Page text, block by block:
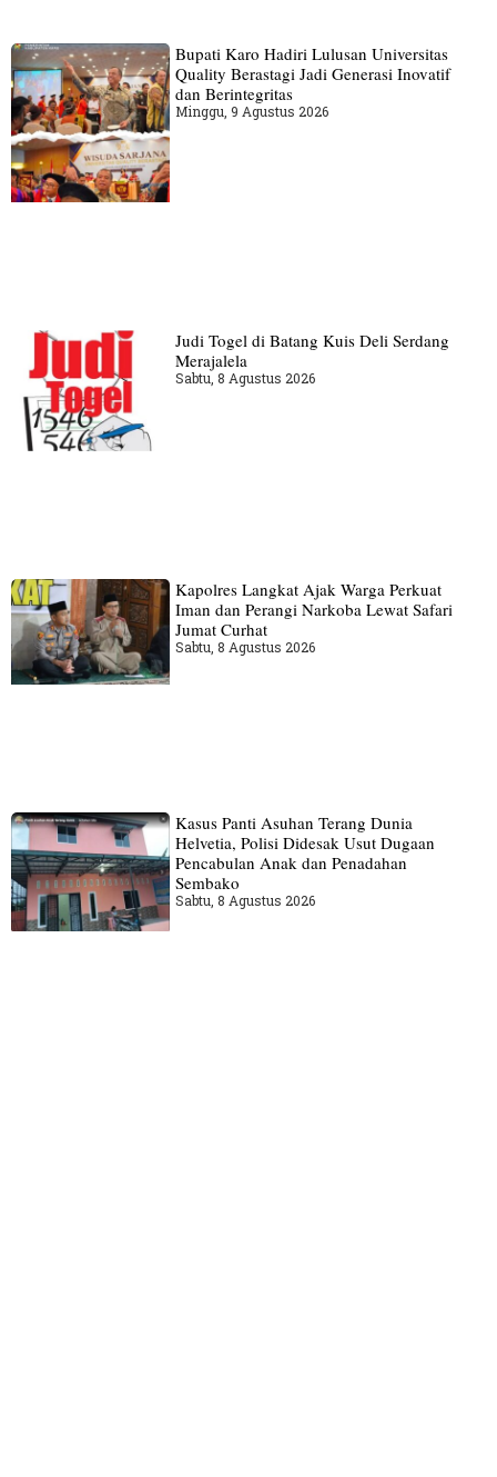
Bupati Karo Hadiri Lulusan Universitas
Quality Berastagi Jadi Generasi Inovatif
dan Berintegritas
Minggu, 9 Agustus 2026
Judi Togel di Batang Kuis Deli Serdang
Merajalela
Sabtu, 8 Agustus 2026
Kapolres Langkat Ajak Warga Perkuat
Iman dan Perangi Narkoba Lewat Safari
Jumat Curhat
Sabtu, 8 Agustus 2026
Kasus Panti Asuhan Terang Dunia
Helvetia, Polisi Didesak Usut Dugaan
Pencabulan Anak dan Penadahan
Sembako
Sabtu, 8 Agustus 2026